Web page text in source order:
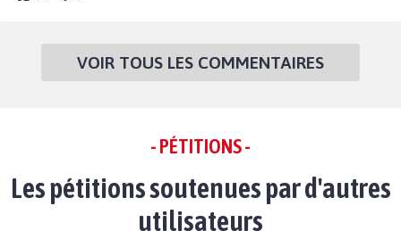
VOIR TOUS LES COMMENTAIRES
- PÉTITIONS -
Les pétitions soutenues par d'autres
utilisateurs